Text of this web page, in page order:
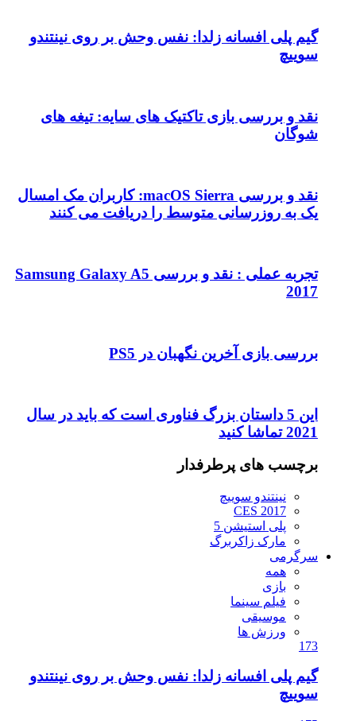
گیم پلی افسانه زلدا: نفس وحش بر روی نینتندو
سوییچ
نقد و بررسی بازی تاکتیک های سایه: تیغه های
شوگان
نقد و بررسی macOS Sierra: کاربران مک امسال
یک به روزرسانی متوسط را دریافت می کنند
تجربه عملی : نقد و بررسی Samsung Galaxy A5
2017
بررسی بازی آخرین نگهبان در PS5
این 5 داستان بزرگ فناوری است که باید در سال
2021 تماشا کنید
برچسب های پرطرفدار
نینتندو سوییچ
CES 2017
پلی استیشن 5
مارک زاکربرگ
سرگرمی
همه
بازی
فیلم سینما
موسیقی
ورزش ها
گیم پلی افسانه زلدا: نفس وحش بر روی نینتندو
سوییچ